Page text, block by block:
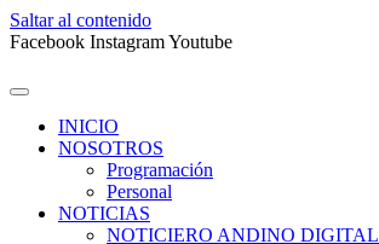
Saltar al contenido
Facebook InstagramYoutube
INICIO
NOSOTROS
Programación
Personal
NOTICIAS
NOTICIERO ANDINO DIGITAL